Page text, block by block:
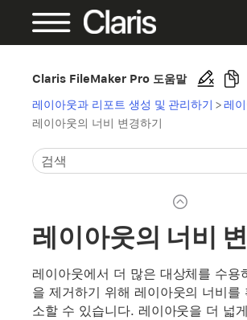
Claris FileMaker Pro 도움말
레이아웃과 리포트 생성 및 관리하기 >레
레이아웃의 너비 변경하기
레이아웃의 너비
레이아웃에서 더 많은 대상체를 수용
을 제거하기 위해 레이아웃의 너비를
소할 수 있습니다. 레이아웃을 더 넓